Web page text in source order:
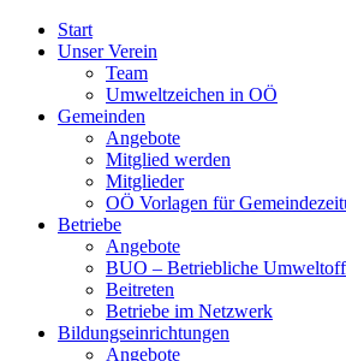
Start
Unser Verein
Team
Umweltzeichen in OÖ
Gemeinden
Angebote
Mitglied werden
Mitglieder
OÖ Vorlagen für
Betriebe
Angebote
BUO – Betriebliche
Beitreten
Betriebe im Netzwerk
Bildungseinrichtungen
Angebote